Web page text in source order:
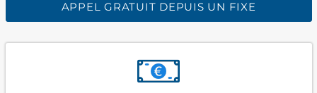
APPEL GRATUIT DEPUIS UN FIXE